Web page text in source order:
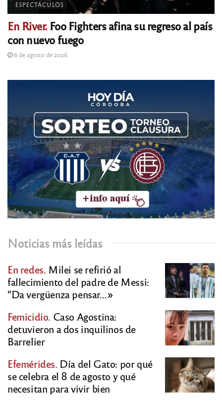
ESPECTÁCULOS
En River. Foo Fighters afina su regreso al país
con nuevo fuego
6 de agosto de 2026
Noticias más leídas
En redes. Milei se refirió al
fallecimiento del padre de Messi:
“Da vergüenza pensar…»
Femicidio. Caso Agostina:
detuvieron a dos inquilinos de
Barrelier
Efemérides. Día del Gato: por qué
se celebra el 8 de agosto y qué
necesitan para vivir bien